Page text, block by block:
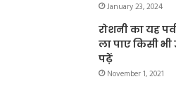
January 23, 2024
रोशनी का यह
ला पाए किसी
पढ़ें
November 1, 2021